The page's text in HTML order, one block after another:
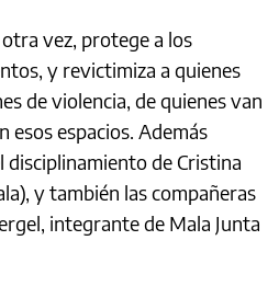
vez, protege a los
y revictimiza a quienes
de violencia, de quienes van
esos espacios. Además
disciplinamiento de Cristina
y también las compañeras
integrante de Mala Junta